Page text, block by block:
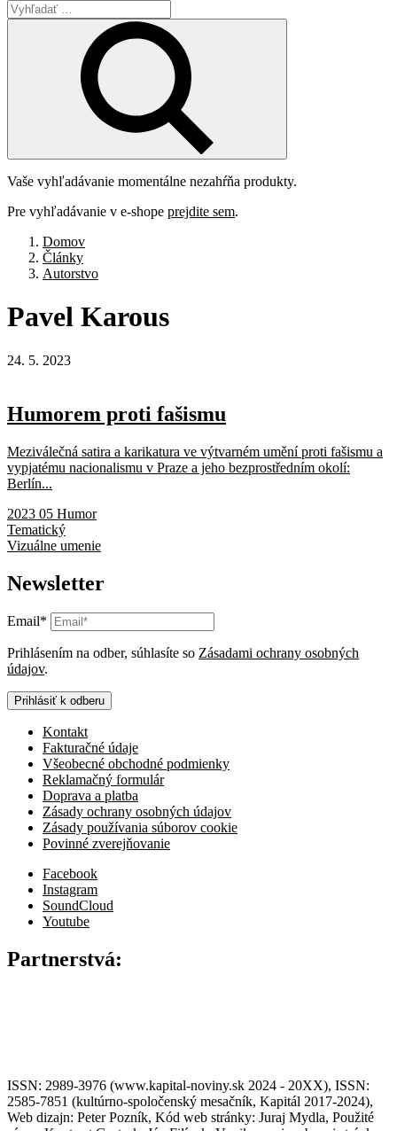
Vaše vyhľadávanie momentálne nezahŕňa produkty.
Pre vyhľadávanie v e-shope prejdite sem.
Domov
Články
Autorstvo
Pavel Karous
24. 5. 2023
Humorem proti fašismu
Meziválečná satira a karikatura ve výtvarném umění proti fašismu a
vypjatému nacionalismu v Praze a jeho bezprostředním okolí:
Berlín...
2023 05 Humor
Tematický
Vizuálne umenie
Newsletter
Email*
Prihlásením na odber, súhlasíte so Zásadami ochrany osobných
údajov.
Prihlásiť k odberu
Kontakt
Fakturačné údaje
Všeobecné obchodné podmienky
Reklamačný formulár
Doprava a platba
Zásady ochrany osobných údajov
Zásady používania súborov cookie
Povinné zverejňovanie
Facebook
Instagram
SoundCloud
Youtube
Partnerstvá:
ISSN: 2989-3976 (www.kapital-noviny.sk 2024 - 20XX), ISSN:
2585-7851 (kultúrno-spoločenský mesačník, Kapitál 2017-2024),
Web dizajn: Peter Pozník, Kód web stránky: Juraj Mydla, Použité